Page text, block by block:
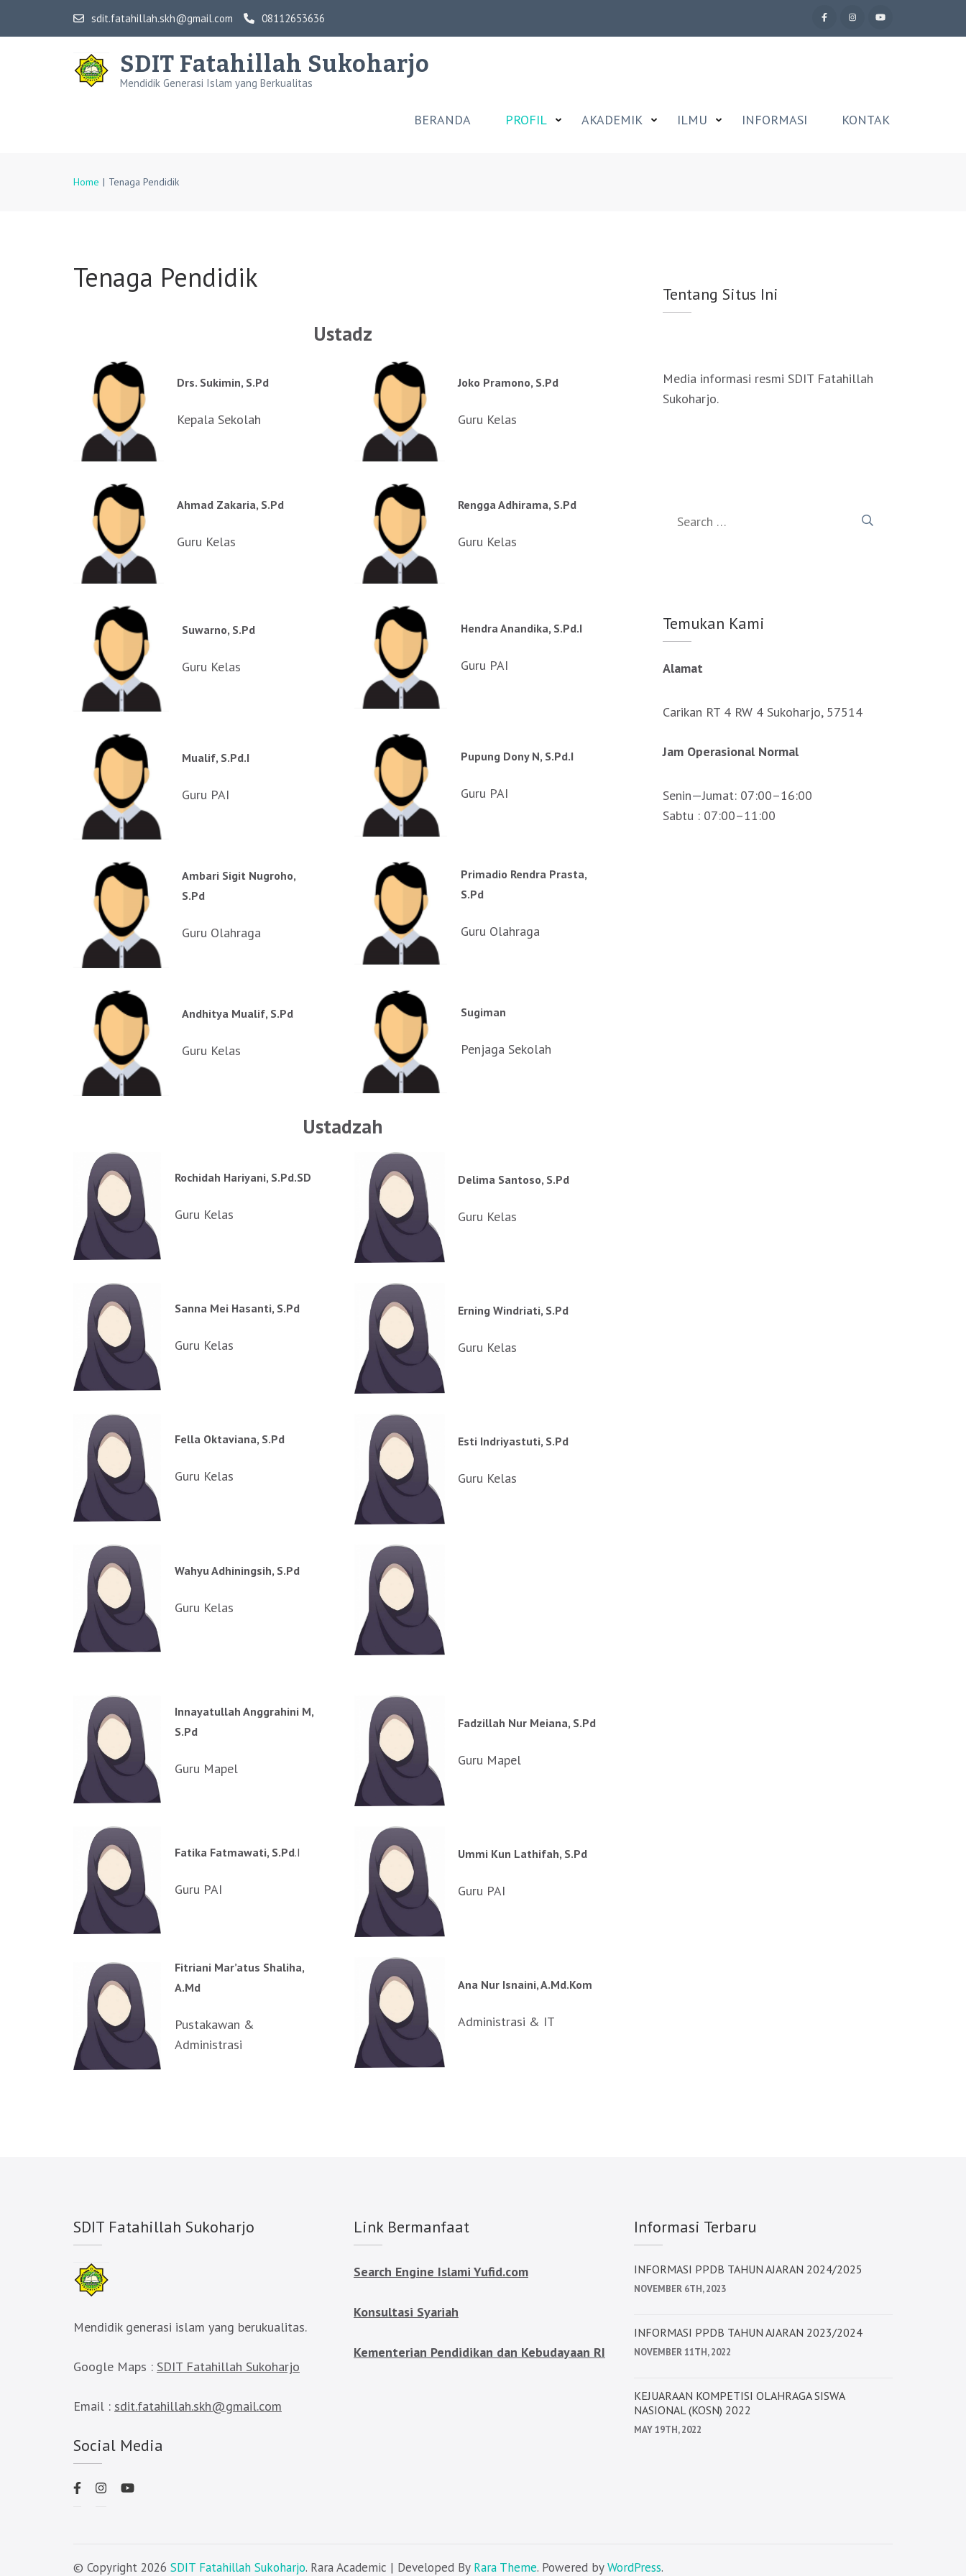
sdit.fatahillah.skh@gmail.com 08112653636
SDIT Fatahillah Sukoharjo
Mendidik Generasi Islam yang Berkualitas
BERANDA PROFIL AKADEMIK ILMU INFORMASI KONTAK
Home | Tenaga Pendidik
Tenaga Pendidik
Ustadz
Drs. Sukimin, S.Pd
Kepala Sekolah
Joko Pramono, S.Pd
Guru Kelas
Ahmad Zakaria, S.Pd
Guru Kelas
Rengga Adhirama, S.Pd
Guru Kelas
Suwarno, S.Pd
Guru Kelas
Hendra Anandika, S.Pd.I
Guru PAI
Mualif, S.Pd.I
Guru PAI
Pupung Dony N, S.Pd.I
Guru PAI
Ambari Sigit Nugroho,
S.Pd
Guru Olahraga
Primadio Rendra Prasta,
S.Pd
Guru Olahraga
Andhitya Mualif, S.Pd
Guru Kelas
Sugiman
Penjaga Sekolah
Ustadzah
Rochidah Hariyani, S.Pd.SD
Guru Kelas
Delima Santoso, S.Pd
Guru Kelas
Sanna Mei Hasanti, S.Pd
Guru Kelas
Erning Windriati, S.Pd
Guru Kelas
Fella Oktaviana, S.Pd
Guru Kelas
Esti Indriyastuti, S.Pd
Guru Kelas
Wahyu Adhiningsih, S.Pd
Guru Kelas
Innayatullah Anggrahini M,
S.Pd
Guru Mapel
Fadzillah Nur Meiana, S.Pd
Guru Mapel
Fatika Fatmawati, S.Pd.I
Guru PAI
Ummi Kun Lathifah, S.Pd
Guru PAI
Fitriani Mar’atus Shaliha,
A.Md
Pustakawan &
Administrasi
Ana Nur Isnaini, A.Md.Kom
Administrasi & IT
Tentang Situs Ini
Media informasi resmi SDIT Fatahillah
Sukoharjo.
Temukan Kami
Alamat
Carikan RT 4 RW 4 Sukoharjo, 57514
Jam Operasional Normal
Senin—Jumat: 07:00–16:00
Sabtu : 07:00–11:00
SDIT Fatahillah Sukoharjo
Mendidik generasi islam yang berukualitas.
Google Maps : SDIT Fatahillah Sukoharjo
Email : sdit.fatahillah.skh@gmail.com
Social Media
Link Bermanfaat
Search Engine Islami Yufid.com
Konsultasi Syariah
Kementerian Pendidikan dan Kebudayaan RI
Informasi Terbaru
INFORMASI PPDB TAHUN AJARAN 2024/2025
NOVEMBER 6TH, 2023
INFORMASI PPDB TAHUN AJARAN 2023/2024
NOVEMBER 11TH, 2022
KEJUARAAN KOMPETISI OLAHRAGA SISWA
NASIONAL (KOSN) 2022
MAY 19TH, 2022
© Copyright 2026 SDIT Fatahillah Sukoharjo. Rara Academic | Developed By Rara Theme. Powered byWordPress.